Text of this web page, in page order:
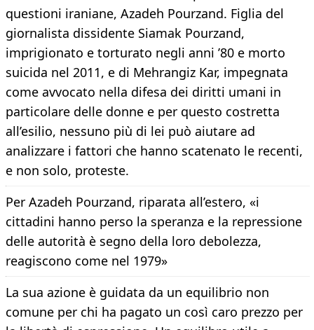
questioni iraniane, Azadeh Pourzand. Figlia del
giornalista dissidente Siamak Pourzand,
imprigionato e torturato negli anni ’80 e morto
suicida nel 2011, e di Mehrangiz Kar, impegnata
come avvocato nella difesa dei diritti umani in
particolare delle donne e per questo costretta
all’esilio, nessuno più di lei può aiutare ad
analizzare i fattori che hanno scatenato le recenti,
e non solo, proteste.
Per Azadeh Pourzand, riparata all’estero, «i
cittadini hanno perso la speranza e la repressione
delle autorità è segno della loro debolezza,
reagiscono come nel 1979»
La sua azione è guidata da un equilibrio non
comune per chi ha pagato un così caro prezzo per